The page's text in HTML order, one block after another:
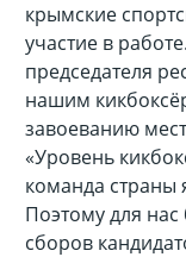
крымские
участие в
председателя
нашим
завоеванию
«Уровень
команда страны
Поэтому для нас
сборов